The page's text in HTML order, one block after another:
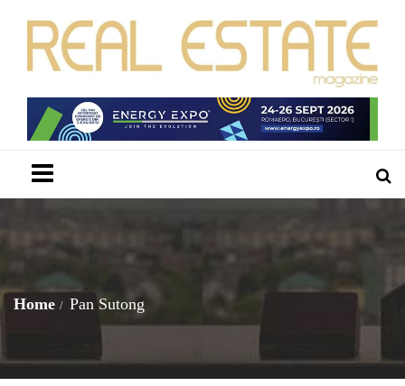
Home Pan Sutong